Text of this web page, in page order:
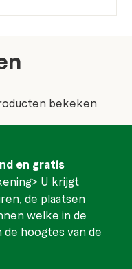
bekeken
en gratis
U krijgt
de plaatsen
welke in de
hoogtes van de